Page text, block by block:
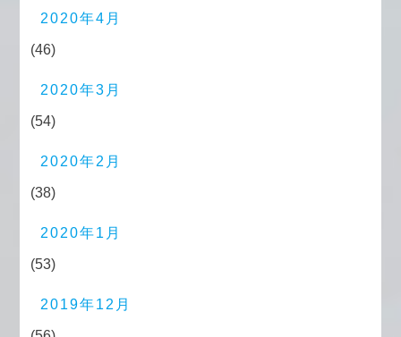
2020年4月
(46)
2020年3月
(54)
2020年2月
(38)
2020年1月
(53)
2019年12月